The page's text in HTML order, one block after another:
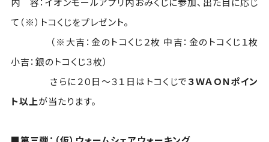
て（※）トコくじをプレゼント。
（※大吉：金のトコくじ２枚 中吉：金のトコくじ１枚
小吉：銀のトコくじ３枚）
さらに２０日～３１日はトコくじで３ＷＡＯＮポイン
ト以上が当たります。